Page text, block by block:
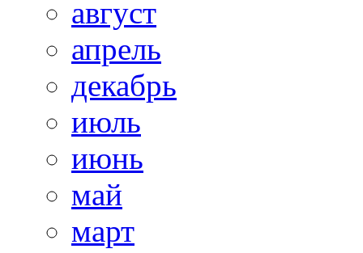
август
апрель
декабрь
июль
июнь
май
март